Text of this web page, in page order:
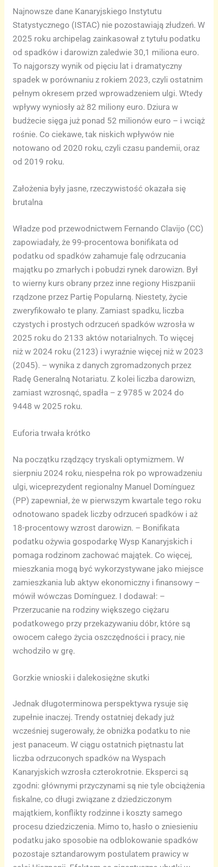
Najnowsze dane Kanaryjskiego Instytutu
Statystycznego (ISTAC) nie pozostawiają złudzeń. W
2025 roku archipelag zainkasował z tytułu podatku
od spadków i darowizn zaledwie 30,1 miliona euro.
To najgorszy wynik od pięciu lat i dramatyczny
spadek w porównaniu z rokiem 2023, czyli ostatnim
pełnym okresem przed wprowadzeniem ulgi. Wtedy
wpływy wyniosły aż 82 miliony euro. Dziura w
budżecie sięga już ponad 52 milionów euro – i wciąż
rośnie. Co ciekawe, tak niskich wpływów nie
notowano od 2020 roku, czyli czasu pandemii, oraz
od 2019 roku.
Założenia były jasne, rzeczywistość okazała się
brutalna
Władze pod przewodnictwem Fernando Clavijo (CC)
zapowiadały, że 99-procentowa bonifikata od
podatku od spadków zahamuje falę odrzucania
majątku po zmarłych i pobudzi rynek darowizn. Był
to wierny kurs obrany przez inne regiony Hiszpanii
rządzone przez Partię Popularną. Niestety, życie
zweryfikowało te plany. Zamiast spadku, liczba
czystych i prostych odrzuceń spadków wzrosła w
2025 roku do 2133 aktów notarialnych. To więcej
niż w 2024 roku (2123) i wyraźnie więcej niż w 2023
(2045). – wynika z danych zgromadzonych przez
Radę Generalną Notariatu. Z kolei liczba darowizn,
zamiast wzrosnąć, spadła – z 9785 w 2024 do
9448 w 2025 roku.
Euforia trwała krótko
Na początku rządzący tryskali optymizmem. W
sierpniu 2024 roku, niespełna rok po wprowadzeniu
ulgi, wiceprezydent regionalny Manuel Domínguez
(PP) zapewniał, że w pierwszym kwartale tego roku
odnotowano spadek liczby odrzuceń spadków i aż
18-procentowy wzrost darowizn. – Bonifikata
podatku ożywia gospodarkę Wysp Kanaryjskich i
pomaga rodzinom zachować majątek. Co więcej,
mieszkania mogą być wykorzystywane jako miejsce
zamieszkania lub aktyw ekonomiczny i finansowy –
mówił wówczas Domínguez. I dodawał: –
Przerzucanie na rodziny większego ciężaru
podatkowego przy przekazywaniu dóbr, które są
owocem całego życia oszczędności i pracy, nie
wchodziło w grę.
Gorzkie wnioski i dalekosiężne skutki
Jednak długoterminowa perspektywa rysuje się
zupełnie inaczej. Trendy ostatniej dekady już
wcześniej sugerowały, że obniżka podatku to nie
jest panaceum. W ciągu ostatnich piętnastu lat
liczba odrzuconych spadków na Wyspach
Kanaryjskich wzrosła czterokrotnie. Eksperci są
zgodni: głównymi przyczynami są nie tyle obciążenia
fiskalne, co długi związane z dziedziczonym
majątkiem, konflikty rodzinne i koszty samego
procesu dziedziczenia. Mimo to, hasło o zniesieniu
podatku jako sposobie na odblokowanie spadków
pozostaje sztandarowym postulatem prawicy w